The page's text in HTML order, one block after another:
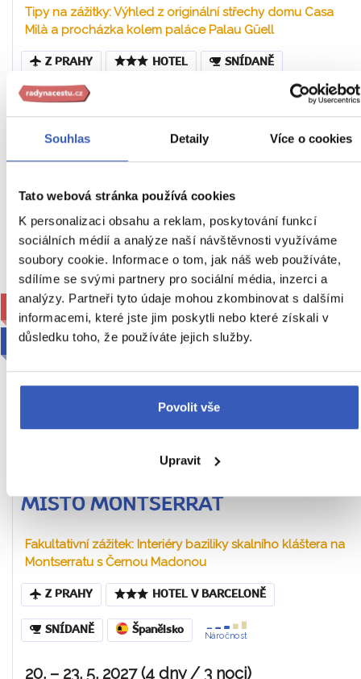
Souhlas Detaily Více o cookies
Tato webová stránka používá cookies
K personalizaci obsahu a reklam, poskytování funkcí
sociálních médií a analýze naší návštěvnosti využíváme
soubory cookie. Informace o tom, jak náš web používáte,
sdílíme se svými partnery pro sociální média, inzerci a
analýzy. Partneři tyto údaje mohou zkombinovat s dalšími
informacemi, které jste jim poskytli nebo které získali v
důsledku toho, že používáte jejich služby.
Povolit vše
Upravit
Tipy na zážitky: Výhled z originální střechy domu Casa
Milà a procházka kolem paláce Palau Güell
Z PRAHY HOTEL SNÍDANĚ
Španělsko
6. – 9. 5. 2027 (4 dny / 3 noci)
Cena za 1 osobu
Ukaž
RECENZE ambasadorky Michaely
2027
MÍSTO MONTSERRAT
Fakultativní zážitek: Interiéry baziliky skalního kláštera na
Montserratu s Černou Madonou
Z PRAHY HOTEL V BARCELONĚ
SNÍDANĚ Španělsko
Náročnost
20. – 23. 5. 2027 (4 dny / 3 noci)